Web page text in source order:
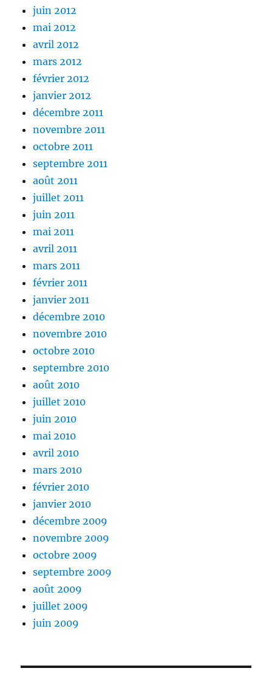
juin 2012
mai 2012
avril 2012
mars 2012
février 2012
janvier 2012
décembre 2011
novembre 2011
octobre 2011
septembre 2011
août 2011
juillet 2011
juin 2011
mai 2011
avril 2011
mars 2011
février 2011
janvier 2011
décembre 2010
novembre 2010
octobre 2010
septembre 2010
août 2010
juillet 2010
juin 2010
mai 2010
avril 2010
mars 2010
février 2010
janvier 2010
décembre 2009
novembre 2009
octobre 2009
septembre 2009
août 2009
juillet 2009
juin 2009